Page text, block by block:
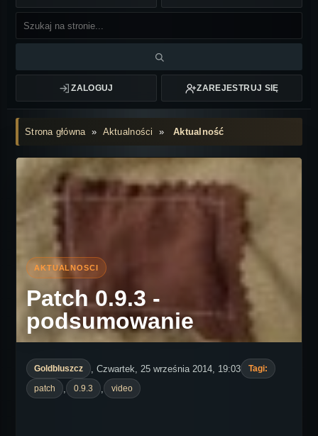
ZALOGUJ ZAREJESTRUJ SIĘ
Strona główna» Aktualności »Aktualność
Patch 0.9.3 -
podsumowanie
Goldbluszcz , Czwartek, 25 września 2014, 19:03
Tagi:
patch
0.9.3 video